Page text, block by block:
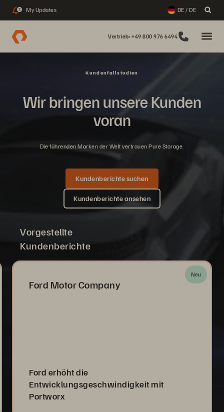
2 My Updates DE / DE
Vertrieb: +49 800 976 6494
Kundenfallstudien
Wir bringen unsere Kunden
voran
Die führenden Marken der Welt vertrauen Pure Storage.
Kundenberichte suchen
Kundenberichte ansehen
Vorgestellte
Kundenberichte
Neu
Ford Motor Company
Ford erhöht die
Entwicklungsgeschwindigkeit mit
Portworx